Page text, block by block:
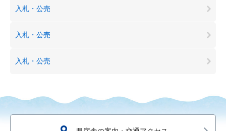
入札・公売
入札・公売
入札・公売